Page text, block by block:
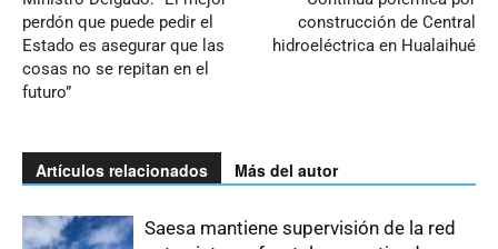
perdón que puede pedir el
Estado es asegurar que las
cosas no se repitan en el
futuro”
construcción de Central
hidroeléctrica en Hualaihué
Artículos relacionados Más del autor
Saesa mantiene supervisión de la red